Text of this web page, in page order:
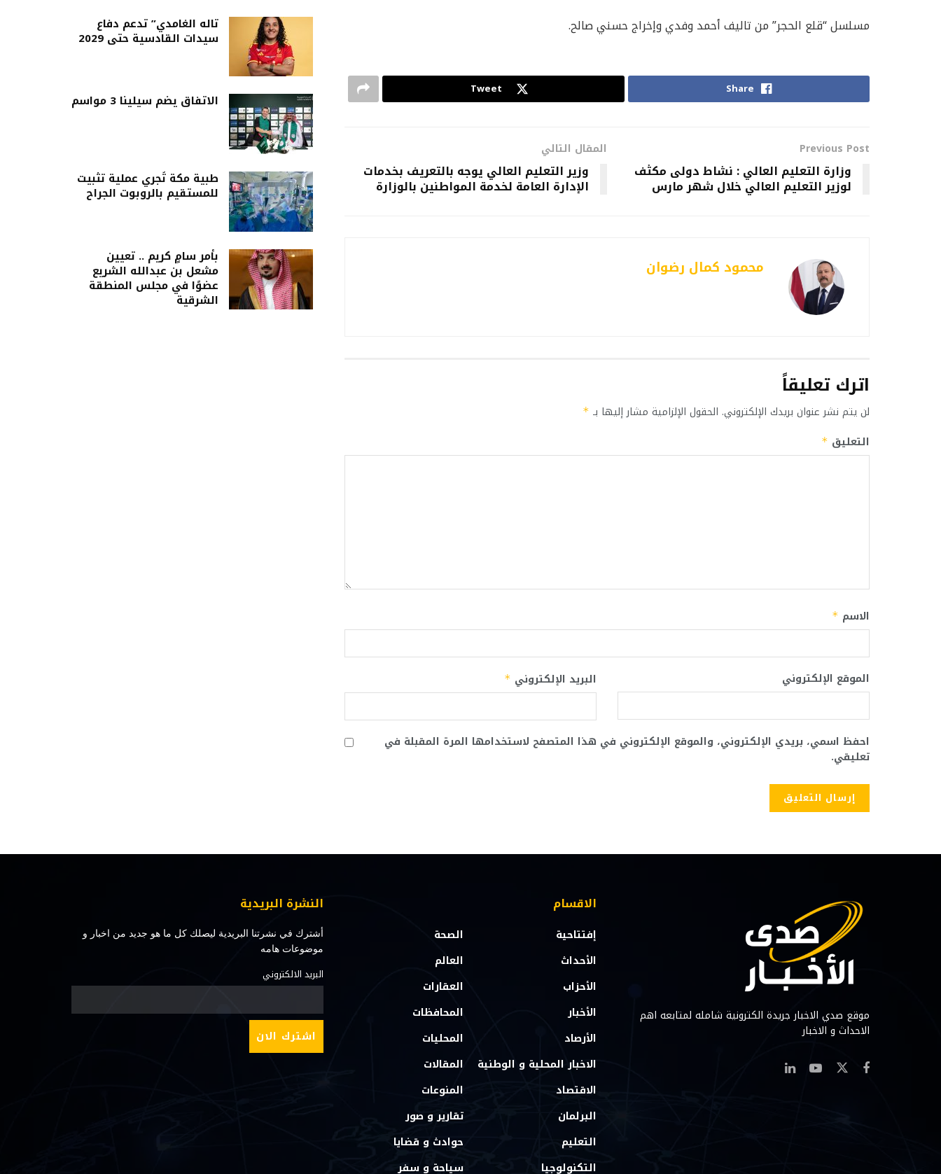
مسلسل “قلع الحجر” من تاليف أحمد وفدي وإخراج حسني صالح.
Share
Tweet
Previous Post
وزارة التعليم العالي : نشاط دولى مكثف
لوزير التعليم العالي خلال شهر مارس
المقال التالي
وزير التعليم العالي يوجه بالتعريف بخدمات
الإدارة العامة لخدمة المواطنين بالوزارة
محمود كمال رضوان
اترك تعليقاً
لن يتم نشر عنوان بريدك الإلكتروني. الحقول الإلزامية مشار إليها بـ *
التعليق *
الاسم *
البريد الإلكتروني * الموقع الإلكتروني
احفظ اسمي، بريدي الإلكتروني، والموقع الإلكتروني في هذا المتصفح لاستخدامها المرة المقبلة في
تعليقي.
تاله الغامدي” تدعم دفاع
سيدات القادسية حتى 2029
الاتفاق يضم سيلينا 3 مواسم
طبية مكة تُجري عملية تثبيت
للمستقيم بالروبوت الجراح
بأمر سامٍ كريم .. تعيين
مشعل بن عبدالله الشريع
عضوًا في مجلس المنطقة
الشرقية
موقع صدي الاخبار جريدة الكترونية شامله لمتابعه اهم
الاحداث و الاخبار
الاقسام
إفتتاحية
الأحداث
الأحزاب
الأخبار
الأرصاد
الاخبار المحلية و الوطنية
الاقتصاد
البرلمان
التعليم
التكنولوجيا
الصحة
العالم
العقارات
المحافظات
المحليات
المقالات
المنوعات
تقارير و صور
حوادث و قضايا
سياحة و سفر
النشرة البريدية
أشترك في نشرتنا البريدية ليصلك كل ما هو جديد من اخبار و
موضوعات هامه
البريد الالكتروني